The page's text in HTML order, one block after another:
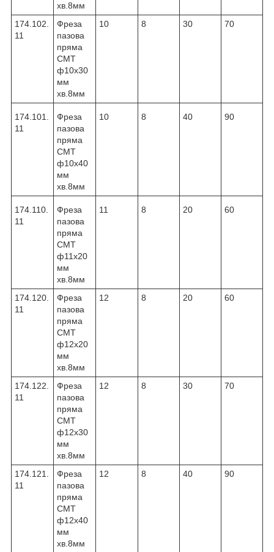
хв.8мм
174.102.
11
Фреза
пазова
пряма
CMT
ф10х30
мм
хв.8мм
10 8 30 70
174.101.
11
Фреза
пазова
пряма
CMT
ф10х40
мм
хв.8мм
10 8 40 90
174.110.
11
Фреза
пазова
пряма
CMT
ф11х20
мм
хв.8мм
11 8 20 60
174.120.
11
Фреза
пазова
пряма
CMT
ф12х20
мм
хв.8мм
12 8 20 60
174.122.
11
Фреза
пазова
пряма
CMT
ф12х30
мм
хв.8мм
12 8 30 70
174.121.
11
Фреза
пазова
пряма
CMT
ф12х40
мм
хв.8мм
12 8 40 90